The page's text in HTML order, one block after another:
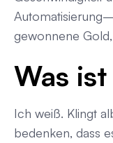
gewonnene
Was
Ich weiß. Klingt
bedenken, dass